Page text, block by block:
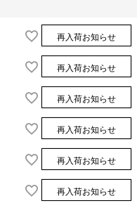
再入荷お知らせ
再入荷お知らせ
再入荷お知らせ
再入荷お知らせ
再入荷お知らせ
再入荷お知らせ